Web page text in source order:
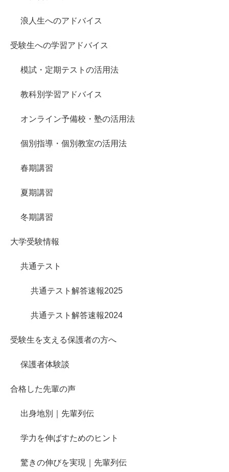
浪人生へのアドバイス
受験生への学習アドバイス
模試・定期テストの活用法
教科別学習アドバイス
オンライン予備校・塾の活用法
個別指導・個別教室の活用法
春期講習
夏期講習
冬期講習
大学受験情報
共通テスト
共通テスト解答速報2025
共通テスト解答速報2024
受験生を支える保護者の方へ
保護者体験談
合格した先輩の声
出身地別｜先輩列伝
学力を伸ばすためのヒント
驚きの伸びを実現｜先輩列伝